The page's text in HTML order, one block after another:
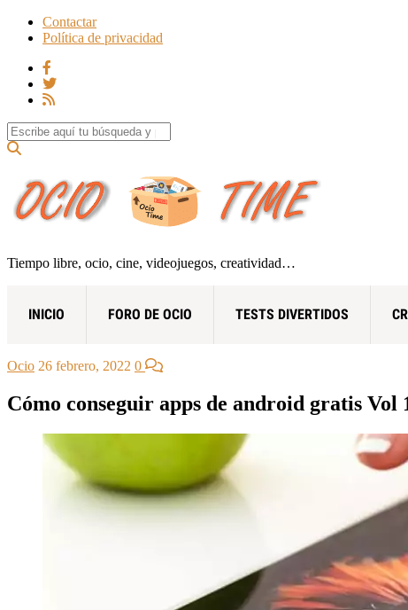
Contactar
Política de privacidad
Search for:
Tiempo libre, ocio, cine, videojuegos, creatividad…
INICIO FORO DE OCIO TESTS DIVERTIDOS
Ocio 26 febrero, 2022 0
Cómo conseguir apps de android gratis Vol